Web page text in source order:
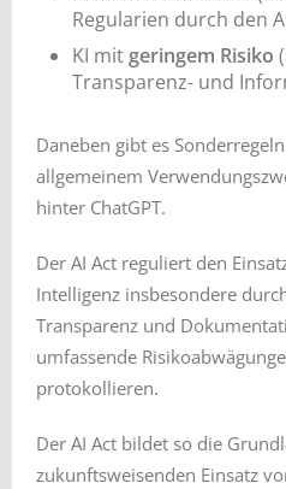
Regularien durch den
KI mit geringem Risiko
Transparenz- und
Daneben gibt es
allgemeinem
hinter ChatGPT.
Der AI Act reguliert den
Intelligenz insbesondere
Transparenz und
umfassende
protokollieren.
Der AI Act bildet so die
zukunftsweisenden Einsatz